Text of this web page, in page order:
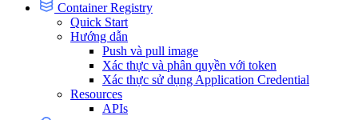
Container Registry
Quick Start
Hướng dẫn
Push và pull image
Xác thực và phân quyền với token
Xác thực sử dụng Application Credential
Resources
APIs